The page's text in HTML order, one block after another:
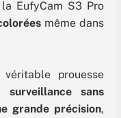
EufyCam S3 Pro
même dans
prouesse
surveillance sans
grande précision,